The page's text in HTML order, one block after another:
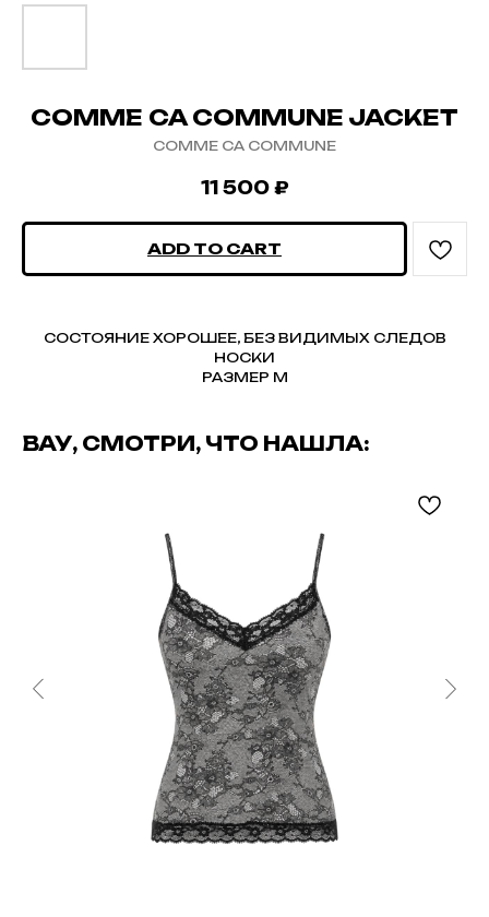
COMME CA COMMUNE JACKET
COMME CA COMMUNE
11 500 ₽
ADD TO CART
СОСТОЯНИЕ ХОРОШЕЕ, БЕЗ ВИДИМЫХ СЛЕДОВ
НОСКИ
РАЗМЕР M
ВАУ, СМОТРИ, ЧТО НАШЛА: